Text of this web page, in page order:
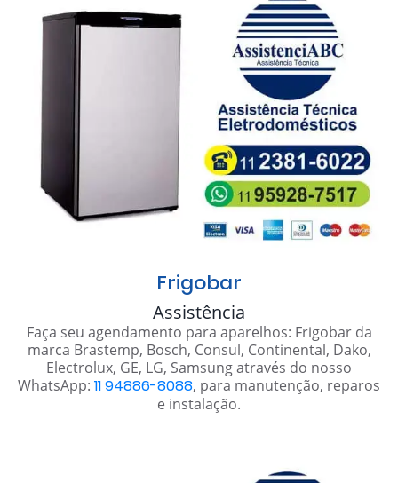
Frigobar
Assistência
Faça seu agendamento para aparelhos: Frigobar da
marca Brastemp, Bosch, Consul, Continental, Dako,
Electrolux, GE, LG, Samsung através do nosso
WhatsApp: 11 94886-8088, para manutenção, reparos
e instalação.